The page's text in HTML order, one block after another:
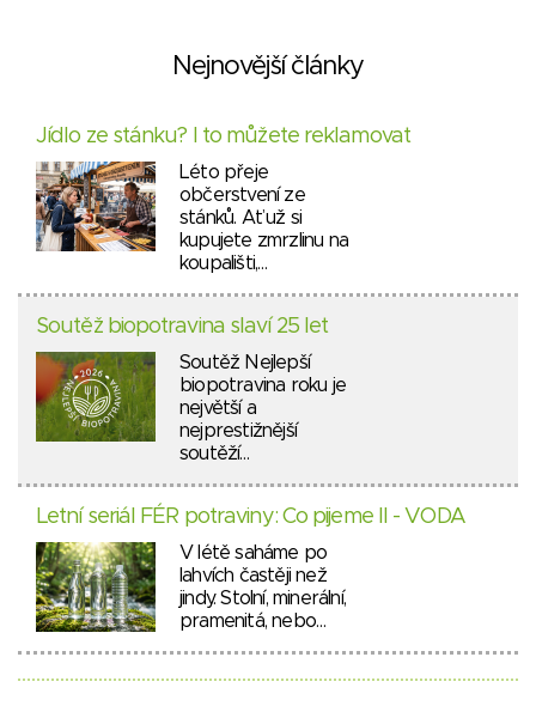
Nejnovější články
Jídlo ze stánku? I to můžete reklamovat
Léto přeje
občerstvení ze
stánků. Ať už si
kupujete zmrzlinu na
koupališti,…
Soutěž biopotravina slaví 25 let
Soutěž Nejlepší
biopotravina roku je
největší a
nejprestižnější
soutěží…
Letní seriál FÉR potraviny: Co pijeme II - VODA
V létě saháme po
lahvích častěji než
jindy. Stolní, minerální,
pramenitá, nebo…